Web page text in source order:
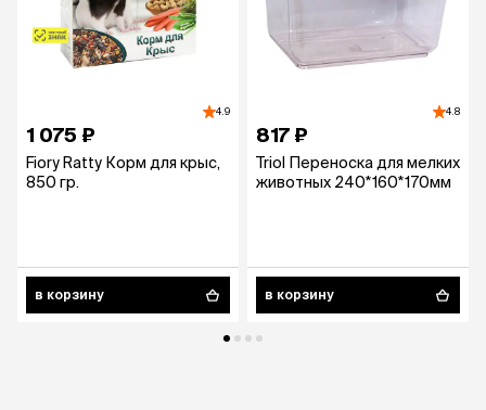
4.9
1 075 ₽
Fiory Ratty Корм для крыс,
850 гр.
в корзину
4.8
817 ₽
Triol Переноска для мелких
животных 240*160*170мм
в корзину